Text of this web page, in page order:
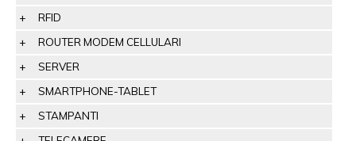
RFID
ROUTER MODEM CELLULARI
SERVER
SMARTPHONE-TABLET
STAMPANTI